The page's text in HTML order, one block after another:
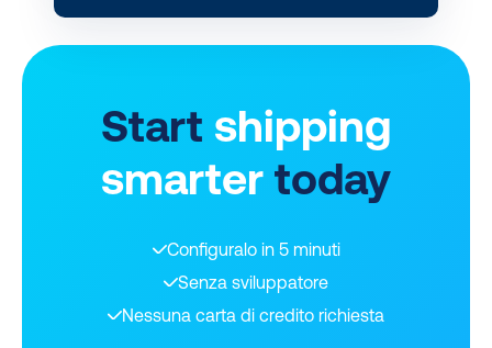
Start shipping
smarter today
Configuralo in 5 minuti
Senza sviluppatore
Nessuna carta di credito richiesta